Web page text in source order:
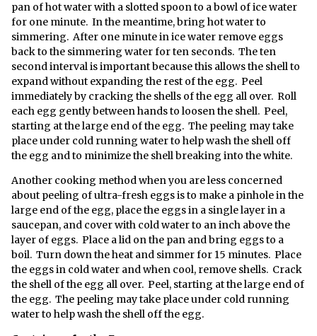
pan of hot water with a slotted spoon to a bowl of ice water
for one minute. In the meantime, bring hot water to
simmering. After one minute in ice water remove eggs
back to the simmering water for ten seconds. The ten
second interval is important because this allows the shell to
expand without expanding the rest of the egg. Peel
immediately by cracking the shells of the egg all over. Roll
each egg gently between hands to loosen the shell. Peel,
starting at the large end of the egg. The peeling may take
place under cold running water to help wash the shell off
the egg and to minimize the shell breaking into the white.
Another cooking method when you are less concerned
about peeling of ultra-fresh eggs is to make a pinhole in the
large end of the egg, place the eggs in a single layer in a
saucepan, and cover with cold water to an inch above the
layer of eggs. Place a lid on the pan and bring eggs to a
boil. Turn down the heat and simmer for 15 minutes. Place
the eggs in cold water and when cool, remove shells. Crack
the shell of the egg all over. Peel, starting at the large end of
the egg. The peeling may take place under cold running
water to help wash the shell off the egg.